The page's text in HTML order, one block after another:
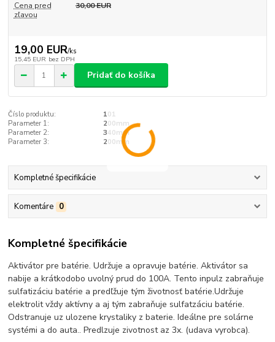
Cena pred
zľavou
30,00 EUR
19,00 EUR/ks
15,45 EUR bez DPH
Pridať do košíka
Číslo produktu:
101
Parameter 1:
200mm
Parameter 2:
340mm
Parameter 3:
200mm
Kompletné špecifikácie
Komentáre 0
Kompletné špecifikácie
Aktivátor pre batérie. Udržuje a opravuje batérie. Aktivátor sa
nabije a krátkodobo uvolný prud do 100A. Tento inpulz zabraňuje
sulfatizáciu batérie a predľžuje tým životnosť batérie.Udržuje
elektrolit vždy aktívny a aj tým zabraňuje sulfatzáciu batérie.
Odstranuje uz ulozene krystaliky z baterie. Ideálne pre solárne
systémi a do auta.. Predlzuje zivotnost az 3x. (udava vyrobca).